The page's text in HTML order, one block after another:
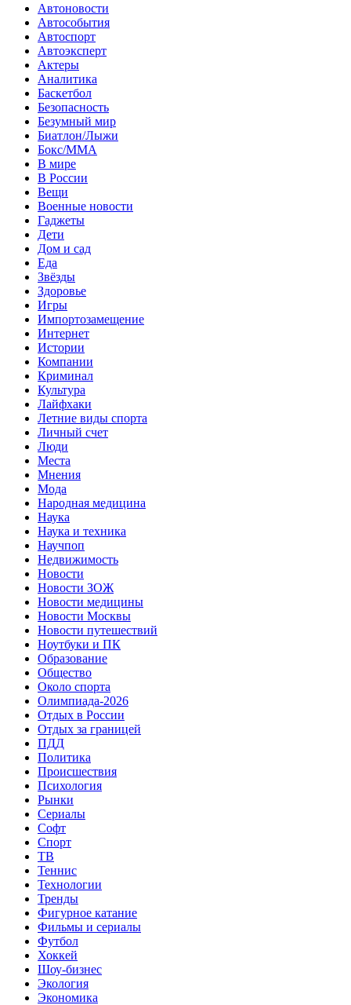
Автоновости
Автособытия
Автоспорт
Автоэксперт
Актеры
Аналитика
Баскетбол
Безопасность
Безумный мир
Биатлон/Лыжи
Бокс/MMA
В мире
В России
Вещи
Военные новости
Гаджеты
Дети
Дом и сад
Еда
Звёзды
Здоровье
Игры
Импортозамещение
Интернет
Истории
Компании
Криминал
Культура
Лайфхаки
Летние виды спорта
Личный счет
Люди
Места
Мнения
Мода
Народная медицина
Наука
Наука и техника
Научпоп
Недвижимость
Новости
Новости ЗОЖ
Новости медицины
Новости Москвы
Новости путешествий
Ноутбуки и ПК
Образование
Общество
Около спорта
Олимпиада-2026
Отдых в России
Отдых за границей
ПДД
Политика
Происшествия
Психология
Рынки
Сериалы
Софт
Спорт
ТВ
Теннис
Технологии
Тренды
Фигурное катание
Фильмы и сериалы
Футбол
Хоккей
Шоу-бизнес
Экология
Экономика